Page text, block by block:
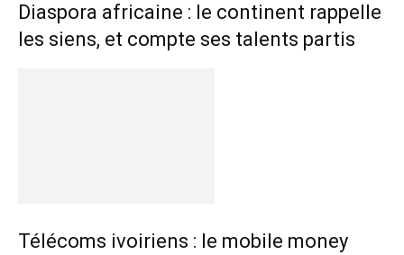
Diaspora africaine : le continent rappelle
les siens, et compte ses talents partis
Télécoms ivoiriens : le mobile money